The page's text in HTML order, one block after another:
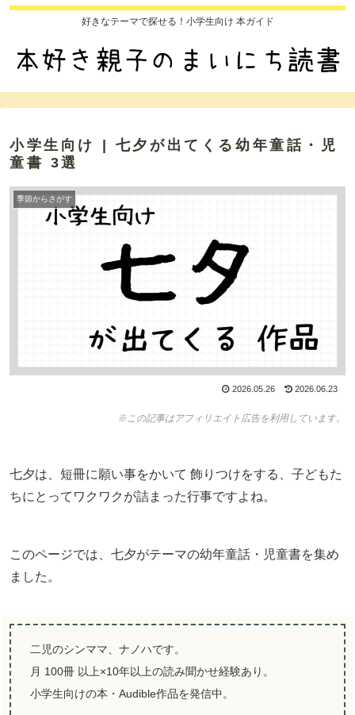
好きなテーマで探せる！小学生向け 本ガイド
小学生向け | 七夕が出てくる幼年童話・児
童書 3選
季節からさがす
2026.05.26 2026.06.23
※この記事はアフィリエイト広告を利用しています。
七夕は、短冊に願い事をかいて 飾りつけをする、子どもた
ちにとってワクワクが詰まった行事ですよね。
このページでは、七夕がテーマの幼年童話・児童書を集め
ました。
二児のシンママ、ナノハです。
月 100冊 以上×10年以上の読み聞かせ経験あり。
小学生向けの本・Audible作品を発信中。